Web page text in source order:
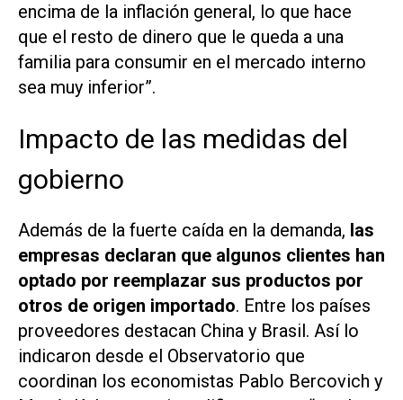
encima de la inflación general, lo que hace
que el resto de dinero que le queda a una
familia para consumir en el mercado interno
sea muy inferior”.
Impacto de las medidas del
gobierno
Además de la fuerte caída en la demanda, las
empresas declaran que algunos clientes han
optado por reemplazar sus productos por
otros de origen importado. Entre los países
proveedores destacan China y Brasil. Así lo
indicaron desde el Observatorio que
coordinan los economistas Pablo Bercovich y